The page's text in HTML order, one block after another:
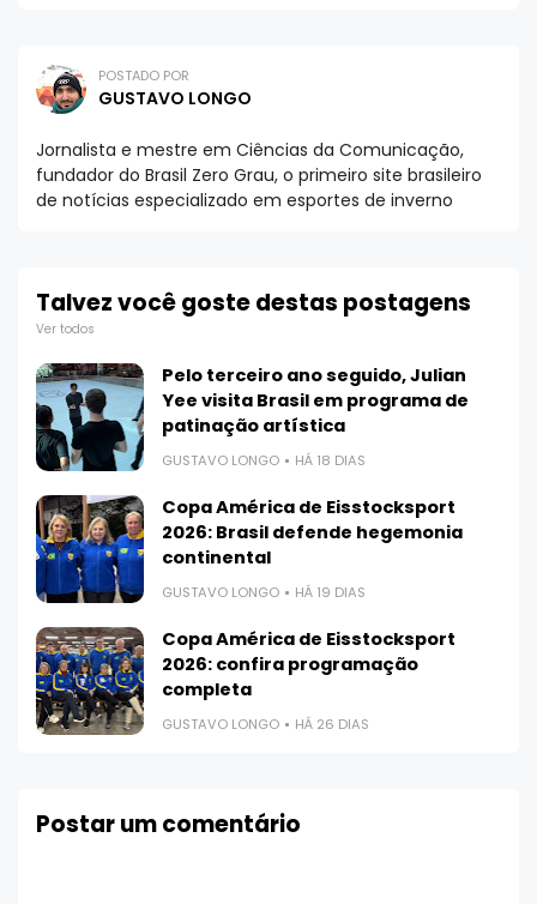
POSTADO POR
GUSTAVO LONGO
Jornalista e mestre em Ciências da Comunicação,
fundador do Brasil Zero Grau, o primeiro site brasileiro
de notícias especializado em esportes de inverno
Talvez você goste destas postagens
Ver todos
Pelo terceiro ano seguido, Julian
Yee visita Brasil em programa de
patinação artística
GUSTAVO LONGO HÁ 18 DIAS
Copa América de Eisstocksport
2026: Brasil defende hegemonia
continental
GUSTAVO LONGO HÁ 19 DIAS
Copa América de Eisstocksport
2026: confira programação
completa
GUSTAVO LONGO HÁ 26 DIAS
Postar um comentário